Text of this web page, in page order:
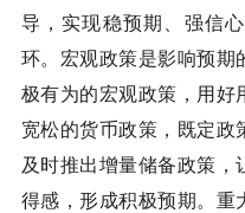
导，实现稳预期、强信
环。宏观政策是影响预期
极有为的宏观政策，用好
宽松的货币政策，既定政
及时推出增量储备政策
得感，形成积极预期。重